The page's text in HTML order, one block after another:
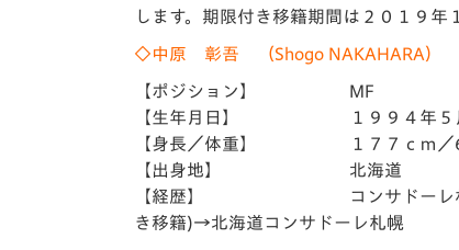
チームスケジュール
クラブハウス（練習
場）
応援メディア
平和祈念活動
します。期限付き移籍期間は２０１９年
◇中原 彰吾 （Shogo NAKAHARA
【ポジション】 MF
【生年月日】 １９９４年５月
【身長／体重】 １７７ｃｍ／
【出身地】 北海道
【経歴】 コンサドーレ札幌Ｕ-
き移籍)→北海道コンサドーレ札幌